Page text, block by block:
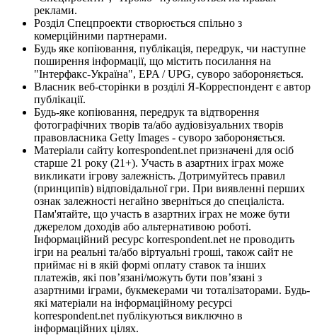
реклами.
Розділ Спецпроекти створюється спільно з
комерційними партнерами.
Будь яке копіювання, публікація, передрук, чи наступне
поширення інформації, що містить посилання на
"Інтерфакс-Україна", EPA / UPG, суворо забороняється.
Власник веб-сторінки в розділі Я-Корреспондент є автор
публікації.
Будь-яке копіювання, передрук та відтворення
фотографічних творів та/або аудіовізуальних творів
правовласника Getty Images - суворо забороняється.
Матеріали сайту korrespondent.net призначені для осіб
старше 21 року (21+). Участь в азартних іграх може
викликати ігрову залежність. Дотримуйтесь правил
(принципів) відповідальної гри. При виявленні перших
ознак залежності негайно зверніться до спеціаліста.
Пам'ятайте, що участь в азартних іграх не може бути
джерелом доходів або альтернативою роботі.
Інформаційний ресурс korrespondent.net не проводить
ігри на реальні та/або віртуальні гроші, також сайт не
приймає ні в якій формі оплату ставок та інших
платежів, які пов’язані/можуть бути пов’язані з
азартними іграми, букмекерами чи тоталізаторами. Будь-
які матеріали на інформаційному ресурсі
korrespondent.net публікуються виключно в
інформаційних цілях.